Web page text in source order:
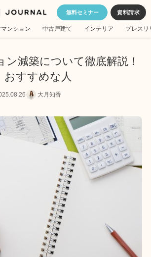
無料セミナー
ンション 中古戸建て インテリア プレスリ
ン減築について徹底解説！
おすすめな人
大月知香